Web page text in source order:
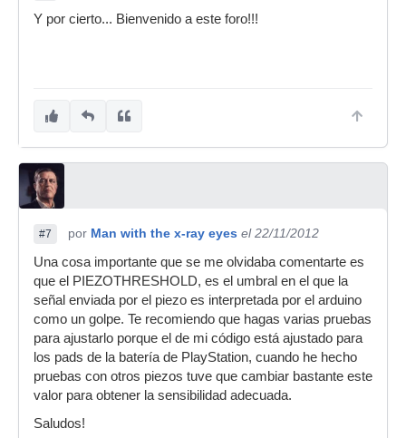
Y por cierto... Bienvenido a este foro!!!
#7 por Man with the x-ray eyes el 22/11/2012
Una cosa importante que se me olvidaba comentarte es
que el PIEZOTHRESHOLD, es el umbral en el que la
señal enviada por el piezo es interpretada por el arduino
como un golpe. Te recomiendo que hagas varias pruebas
para ajustarlo porque el de mi código está ajustado para
los pads de la batería de PlayStation, cuando he hecho
pruebas con otros piezos tuve que cambiar bastante este
valor para obtener la sensibilidad adecuada.
Saludos!